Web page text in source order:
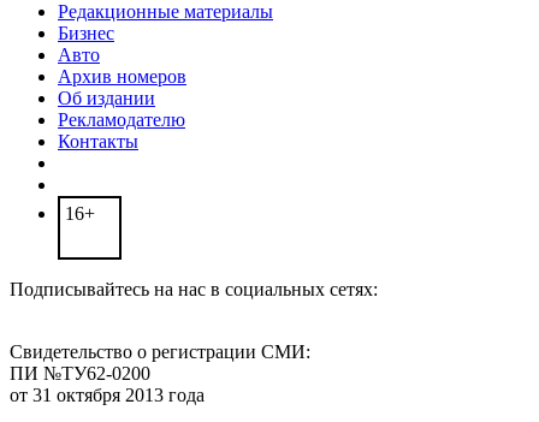
Редакционные материалы
Бизнес
Авто
Архив номеров
Об издании
Рекламодателю
Контакты
16+
Подписывайтесь на нас в социальных сетях:
Свидетельство о регистрации СМИ:
ПИ №ТУ62-0200
от 31 октября 2013 года